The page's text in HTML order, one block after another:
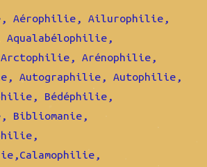
Aérophilie, Ailurophilie,
Arénophilie,
Autographilie, Autophilie,
Bédéphilie,
Bibliomanie,